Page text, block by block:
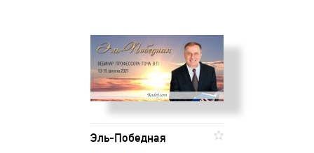
Эль-Победная